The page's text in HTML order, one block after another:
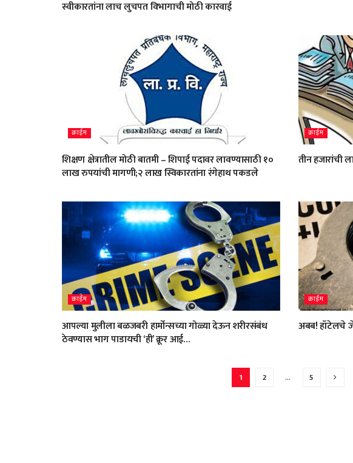
स्वीकारतांना लाच लुचपत विभागाची मोठी कारवाई
क्राईम
शिक्षण क्षेत्रातील मोठी बातमी – शिपाई पदावर लावण्यासाठी १०
लाख रुपयांची मागणी;२ लाख स्विकारतांना रंगेहाथ पकडले
क्राईम
तीन हजारांची
क्राईम
आपल्या मुलीला बळजबरी हार्मोन्सच्या गोळ्या देऊन शरीरसंबंध
ठेवण्यास भाग पाडायची ‘ही’ क्रूर आई…
क्राईम
अबब! हॉटेलचे
1 2 … 5